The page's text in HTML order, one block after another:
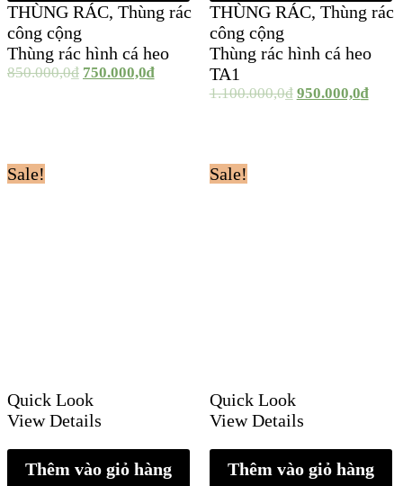
THÙNG RÁC, Thùng rác
công cộng
Thùng rác hình cá heo
850.000,0₫ 750.000,0₫
THÙNG RÁC, Thùng rác
công cộng
Thùng rác hình cá heo
TA1
1.100.000,0₫ 950.000,0₫
Sale!
Quick Look
View Details
Thêm vào giỏ hàng
Sale!
Quick Look
View Details
Thêm vào giỏ hàng